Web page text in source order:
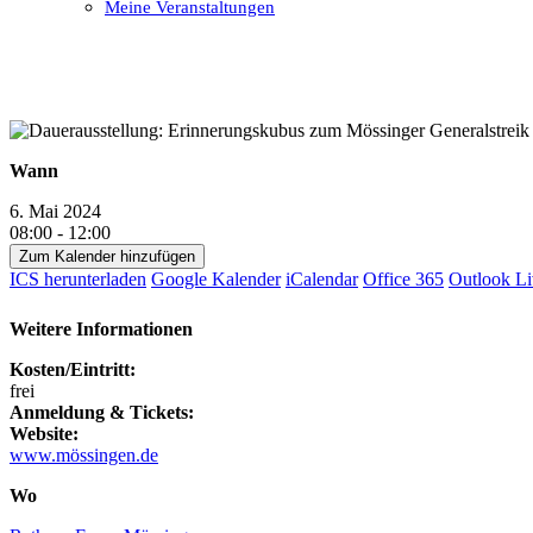
Meine Veranstaltungen
Wann
6. Mai 2024
08:00 - 12:00
Zum Kalender hinzufügen
ICS herunterladen Google Kalender iCalendar Office 365 Outlook
Weitere Informationen
Kosten/Eintritt:
frei
Anmeldung & Tickets:
Website:
www.mössingen.de
Wo